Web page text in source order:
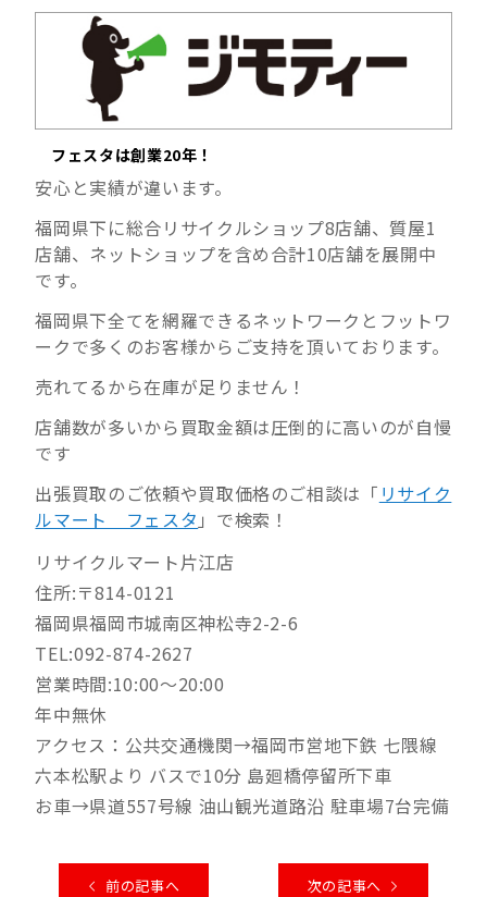
フェスタは創業20年！
安心と実績が違います。
福岡県下に総合リサイクルショップ8店舗、質屋1
店舗、ネットショップを含め合計10店舗を展開中
です。
福岡県下全てを網羅できるネットワークとフットワ
ークで多くのお客様からご支持を頂いております。
売れてるから在庫が足りません！
店舗数が多いから買取金額は圧倒的に高いのが自慢
です
出張買取のご依頼や買取価格のご相談は「 リサイク
ルマート フェスタ 」で検索！
リサイクルマート片江店
住所:〒814-0121
福岡県福岡市城南区神松寺2-2-6
TEL:092-874-2627
営業時間:10:00～20:00
年中無休
アクセス：公共交通機関→福岡市営地下鉄 七隈線
六本松駅より バスで10分 島廻橋停留所下車
お車→県道557号線 油山観光道路沿 駐車場7台完備
前の記事へ 次の記事へ